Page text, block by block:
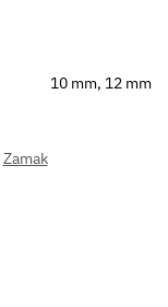
10 mm, 12 mm
Zamak